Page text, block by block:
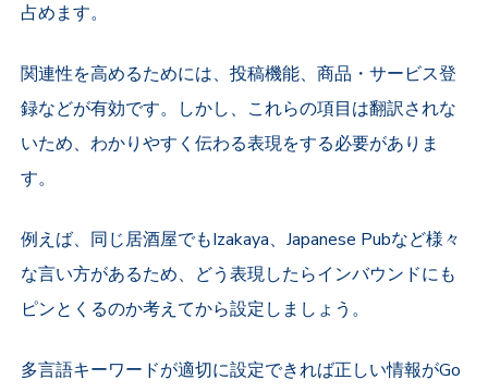
占めます。
関連性を高めるためには、投稿機能、商品・サービス登
録などが有効です。しかし、これらの項目は翻訳されな
いため、わかりやすく伝わる表現をする必要がありま
す。
例えば、同じ居酒屋でもIzakaya、Japanese Pubなど様々
な言い方があるため、どう表現したらインバウンドにも
ピンとくるのか考えてから設定しましょう。
多言語キーワードが適切に設定できれば正しい情報がGo